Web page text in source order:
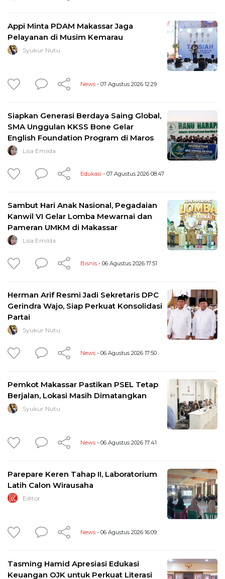
Appi Minta PDAM Makassar Jaga
Pelayanan di Musim Kemarau
Syukur Nutu
News - 07 Agustus 2026 12:29
Siapkan Generasi Berdaya Saing Global,
SMA Unggulan KKSS Bone Gelar
English Foundation Program di Maros
Lisa Emilda
Edukasi - 07 Agustus 2026 08:47
Sambut Hari Anak Nasional, Pegadaian
Kanwil VI Gelar Lomba Mewarnai dan
Pameran UMKM di Makassar
Lisa Emilda
Bisnis - 06 Agustus 2026 17:51
Herman Arif Resmi Jadi Sekretaris DPC
Gerindra Wajo, Siap Perkuat Konsolidasi
Partai
Syukur Nutu
News - 06 Agustus 2026 17:50
Pemkot Makassar Pastikan PSEL Tetap
Berjalan, Lokasi Masih Dimatangkan
Syukur Nutu
News - 06 Agustus 2026 17:41
Parepare Keren Tahap II, Laboratorium
Latih Calon Wirausaha
Editor
News - 06 Agustus 2026 16:09
Tasming Hamid Apresiasi Edukasi
Keuangan OJK untuk Perkuat Literasi